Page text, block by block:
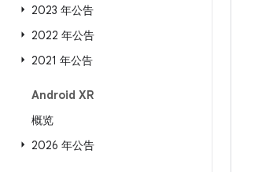
2023 年公告
2022 年公告
2021 年公告
Android XR
概览
2026 年公告